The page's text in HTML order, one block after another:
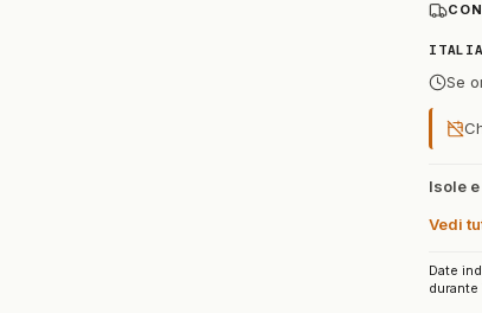
ITALIA
Se
Isole
Vedi
Date